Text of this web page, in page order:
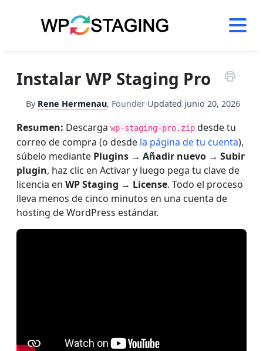
Instalar WP Staging Pro
By Rene Hermenau, Founder·Updated junio 20, 2026
Resumen: Descarga wp-staging-pro.zip desde tu
correo de compra (o desde la página de tu cuenta),
súbelo mediante Plugins → Añadir nuevo → Subir
plugin, haz clic en Activar y luego pega tu clave de
licencia en WP Staging → License. Todo el proceso
lleva menos de cinco minutos en una cuenta de
hosting de WordPress estándar.